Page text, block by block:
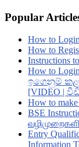
Popular
How to
How to
Instructions
How to
ඉගෙනුම්
[VIDEO |
How to
BSE
Entry
Information